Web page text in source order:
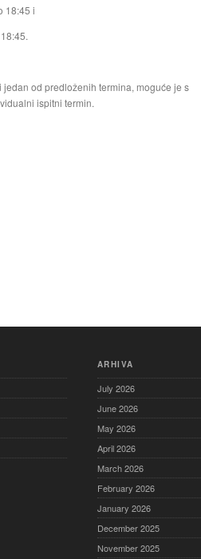
18:45 i
od predloženih termina, moguće je s
ispitni termin.
ARHIVA
July 2026
June 2026
May 2026
April 2026
March 2026
February 2026
January 2026
December 2025
November 2025